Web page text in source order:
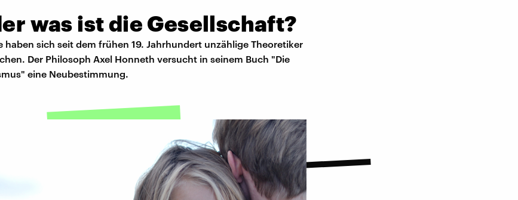
was ist die Gesellschaft?
haben sich seit dem frühen 19. Jahrhundert unzählige Theoretiker
Der Philosoph Axel Honneth versucht in seinem Buch "Die
eine Neubestimmung.